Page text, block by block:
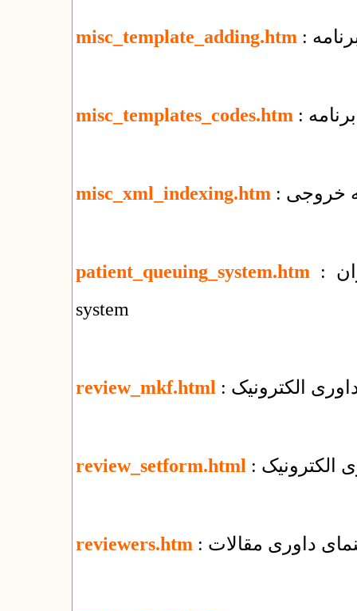
misc_template_adding.htm
misc_templates_codes.htm
misc_xml_indexing.htm
patient_queuing_system.htm : سامانه نوبت دهی بیماران : patient queuing
system
review_mkf.html الکترونیک
review_setform.html الکترونیک
reviewers.htm داوری مقالات